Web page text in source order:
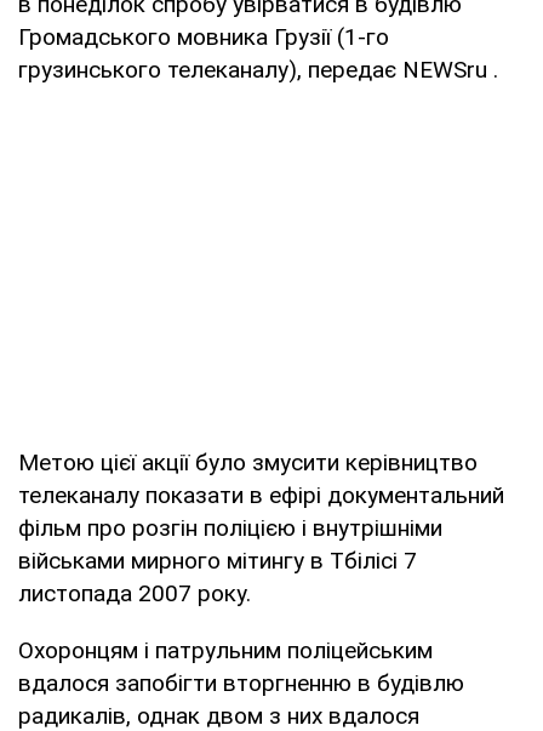
Громадського мовника Грузії (1-го
грузинського телеканалу), передає NEWSru .
Метою цієї акції було змусити керівництво
телеканалу показати в ефірі документальний
фільм про розгін поліцією і внутрішніми
військами мирного мітингу в Тбілісі 7
листопада 2007 року.
Охоронцям і патрульним поліцейським
вдалося запобігти вторгненню в будівлю
радикалів, однак двом з них вдалося